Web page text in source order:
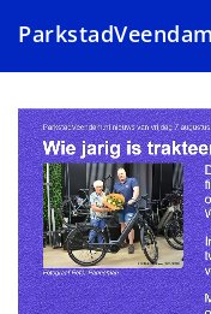
en
naar
de
inhoud
gaan